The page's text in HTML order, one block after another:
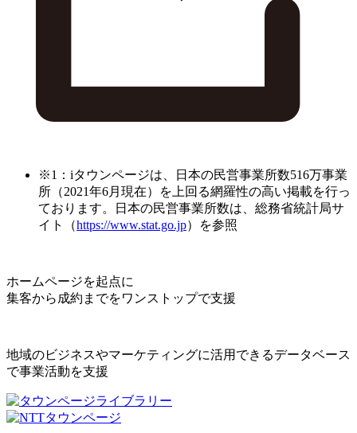
※1：iタウンページは、日本の民営事業所数516万事業
所（2021年6月現在）を上回る網羅性の高い掲載を行っ
ております。日本の民営事業所数は、総務省統計局サ
イト（https://www.stat.go.jp）を参照
ホームページを起点に
集客から成約までをワンストップで支援
地域のビジネスやマーケティングに活用できるデータベース
で事業活動を支援